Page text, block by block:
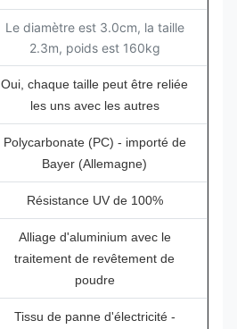
Le diamètre est 3.0cm, la taille
2.3m, poids est 160kg
Oui, chaque taille peut être reliée
les uns avec les autres
Polycarbonate (PC) - importé de
Bayer (Allemagne)
Résistance UV de 100%
Alliage d'aluminium avec le
traitement de revêtement de
poudre
Tissu de panne d'électricité -